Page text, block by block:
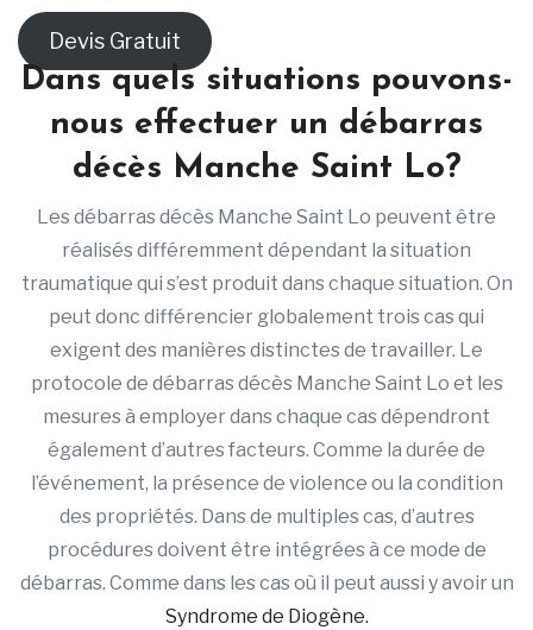
Devis Gratuit
Dans quels situations pouvons-
nous effectuer un débarras
décès Manche Saint Lo?
Les débarras décès Manche Saint Lo peuvent être
réalisés différemment dépendant la situation
traumatique qui s’est produit dans chaque situation. On
peut donc différencier globalement trois cas qui
exigent des manières distinctes de travailler. Le
protocole de débarras décès Manche Saint Lo et les
mesures à employer dans chaque cas dépendront
également d’autres facteurs. Comme la durée de
l’événement, la présence de violence ou la condition
des propriétés. Dans de multiples cas, d’autres
procédures doivent être intégrées à ce mode de
débarras. Comme dans les cas où il peut aussi y avoir un
Syndrome de Diogène.